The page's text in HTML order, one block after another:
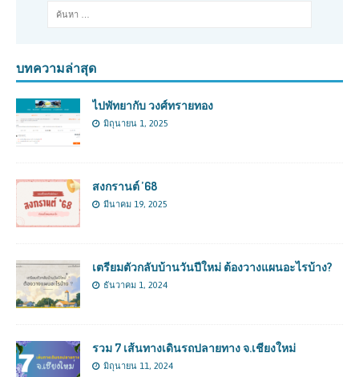
บทความล่าสุด
ไปพัทยากับ วงศ์ทรายทอง
มิถุนายน 1, 2025
สงกรานต์ ’68
มีนาคม 19, 2025
เตรียมตัวกลับบ้านวันปีใหม่ ต้องวางแผนอะไรบ้าง?
ธันวาคม 1, 2024
รวม 7 เส้นทางเดินรถปลายทาง จ.เชียงใหม่
มิถุนายน 11, 2024